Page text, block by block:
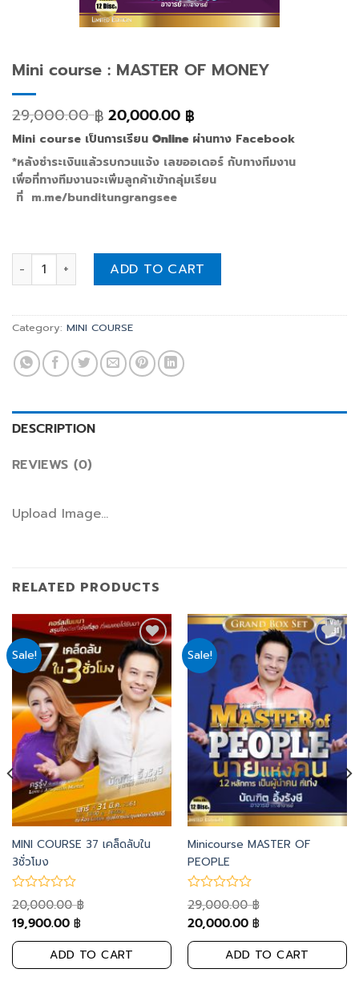
Mini course : MASTER OF MONEY
29,000.00฿ 20,000.00 ฿
Mini course เป็นการเรียน Onlineผ่านทาง Facebook
*หลังชำระเงินแล้วรบกวนแจ้ง เลขออเดอร์ กับทางทีมงาน
เพื่อที่ทางทีมงานจะเพิ่มลูกค้าเข้ากลุ่มเรียน
ที่ m.me/bunditungrangsee
Mini course : MASTER OF MONEY quantity
ADD TO CART
Category: MINI COURSE
DESCRIPTION
REVIEWS (0)
Upload Image...
RELATED PRODUCTS
Sale!
Add
to
wishlist
MINI COURSE 37 เคล็ดลับใน
3ชั่วโมง
20,000.00฿
19,900.00 ฿
ADD TO CART
Sale!
Add
to
wishlist
Minicourse MASTER OF
PEOPLE
29,000.00฿
20,000.00 ฿
ADD TO CART